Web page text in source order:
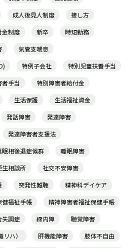
成人後見人制度
接し方
金制度 新卒
時短勤務
気管支喘息
特例子会社
特別児童扶養手当
者手当
特別障害者給付金
生活保護
生活福祉資金
発話障害
発達障害
発達障害者支援法
眠相後退症候群
睡眠障害
生相談所
社交不安障害
突発性難聴
精神科デイケア
健福祉手帳
精神障害者福祉保健手帳
失調症 緑内障
聴覚障害
ハ）
肝機能障害
肢体不自由